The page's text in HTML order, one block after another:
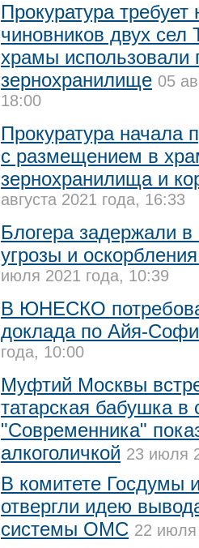
Прокуратура требует
чиновников двух сел
храмы использовали
зернохранилище 05
18:00
Прокуратура начала
с размещением в
зернохранилища и
августа 2021 года, 16:33
Блогера задержали в
угрозы и
июля 2021 года, 10:39
В ЮНЕСКО
доклада по Айя-
года, 10:00
Муфтий Москвы
татарская бабушка в
"Современника"
алкоголичкой 23 июля
В комитете Госдумы
отвергли идею
системы ОМС 22 июля